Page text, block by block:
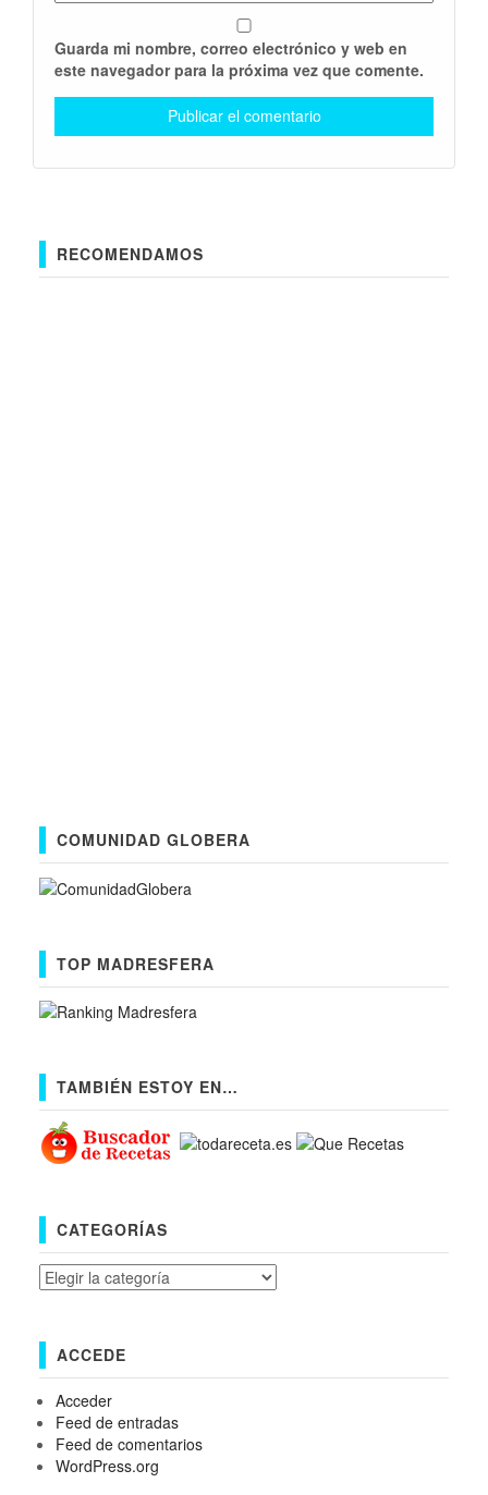
Guarda mi nombre, correo electrónico y web en
este navegador para la próxima vez que comente.
RECOMENDAMOS
COMUNIDAD GLOBERA
TOP MADRESFERA
TAMBIÉN ESTOY EN…
CATEGORÍAS
Categorías
ACCEDE
Acceder
Feed de entradas
Feed de comentarios
WordPress.org